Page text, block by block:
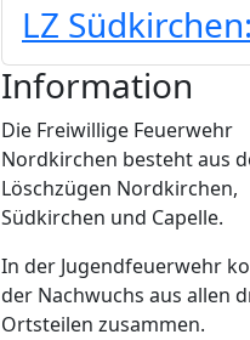
LZ
Information
Die Freiwillige Feuerwehr
Nordkirchen besteht aus
Löschzügen Nordkirchen,
Südkirchen und Capelle.
In der Jugendfeuerwehr
der Nachwuchs aus allen
Ortsteilen zusammen.